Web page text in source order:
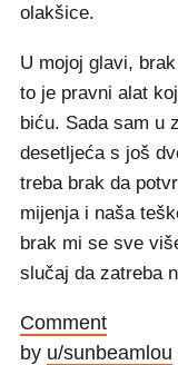
olakšice.
U mojoj glavi,
to je pravni alat
biću. Sada sam u
desetljeća s još
treba brak da
mijenja i naša
brak mi se sve
slučaj da zatreba
Comment
by u/sunbeamlou